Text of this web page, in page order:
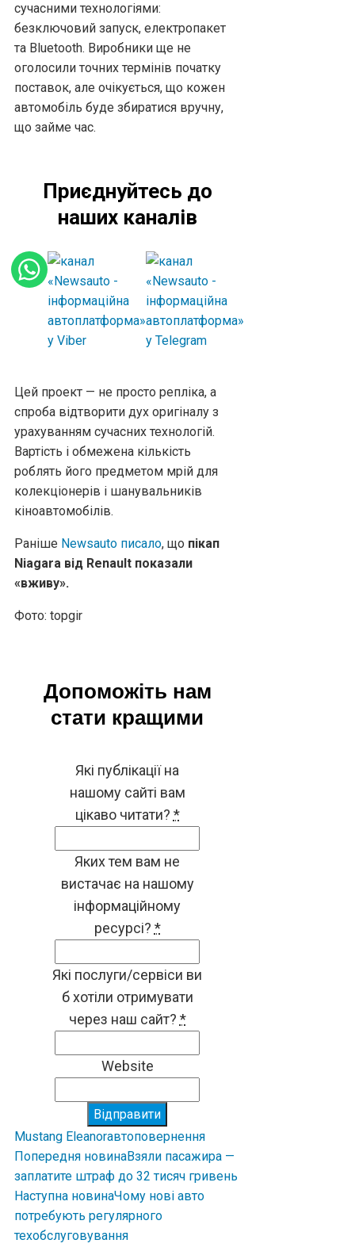
сучасними технологіями:
безключовий запуск, електропакет
та Bluetooth. Виробники ще не
оголосили точних термінів початку
поставок, але очікується, що кожен
автомобіль буде збиратися вручну,
що займе час.
Приєднуйтесь до
наших каналів
Цей проект — не просто репліка, а
спроба відтворити дух оригіналу з
урахуванням сучасних технологій.
Вартість і обмежена кількість
роблять його предметом мрій для
колекціонерів і шанувальників
кіноавтомобілів.
Раніше Newsauto писало, що пікап
Niagara від Renault показали
«вживу».
Фото: topgir
Допоможіть нам
стати кращими
Які публікації на
нашому сайті вам
цікаво читати? *
Яких тем вам не
вистачає на нашому
інформаційному
ресурсі? *
Які послуги/сервіси ви
б хотіли отримувати
через наш сайт? *
Website
Відправити
Mustang Eleanorавтоповернення
Попередня новинаВзяли пасажира —
заплатите штраф до 32 тисяч гривень
Наступна новинаЧому нові авто
потребують регулярного
техобслуговування